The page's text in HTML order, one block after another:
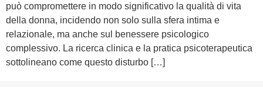
può compromettere in modo significativo la qualità di vita
della donna, incidendo non solo sulla sfera intima e
relazionale, ma anche sul benessere psicologico
complessivo. La ricerca clinica e la pratica psicoterapeutica
sottolineano come questo disturbo […]